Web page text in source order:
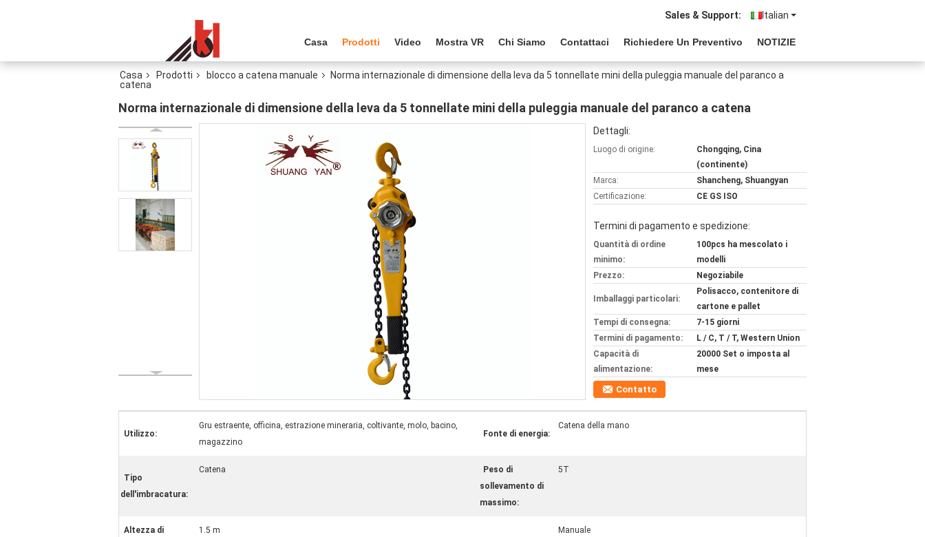
Italian
Sales & Support:
Casa Prodotti Video Mostra VR Chi Siamo Contattaci Richiedere Un Preventivo NOTIZIE
Casa Prodotti blocco a catena manuale
Norma internazionale di dimensione della leva da 5 tonnellate mini della puleggia manuale del paranco a
catena
Norma internazionale di dimensione della leva da 5 tonnellate mini della puleggia manuale del paranco a catena
Dettagli:
Luogo di origine:
Chongqing, Cina
(continente)
Marca:
Shancheng, Shuangyan
Certificazione:
CE GS ISO
Termini di pagamento e spedizione:
Quantità di ordine
minimo:
100pcs ha mescolato i
modelli
Prezzo:
Negoziabile
Imballaggi particolari:
Polisacco, contenitore di
cartone e pallet
Tempi di consegna:
7-15 giorni
Termini di pagamento:
L / C, T / T, Western Union
Capacità di
alimentazione:
20000 Set o imposta al
mese
Contatto
Utilizzo:
Gru estraente, officina, estrazione mineraria, coltivante, molo, bacino,
magazzino
Fonte di energia:
Catena della mano
Tipo
dell'imbracatura:
Catena
Peso di
sollevamento di
massimo:
5T
Altezza di
1.5 m
Manuale